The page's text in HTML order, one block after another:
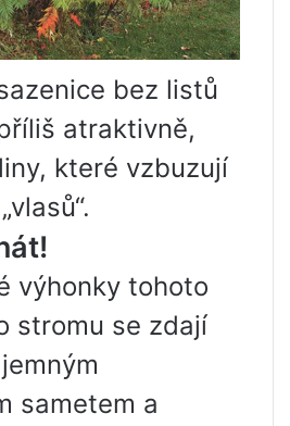
bez listů
atraktivně,
které vzbuzují
výhonky tohoto
stromu se zdají
sametem a